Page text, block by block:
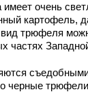
имеет очень
картофель,
трюфеля
частях
черные